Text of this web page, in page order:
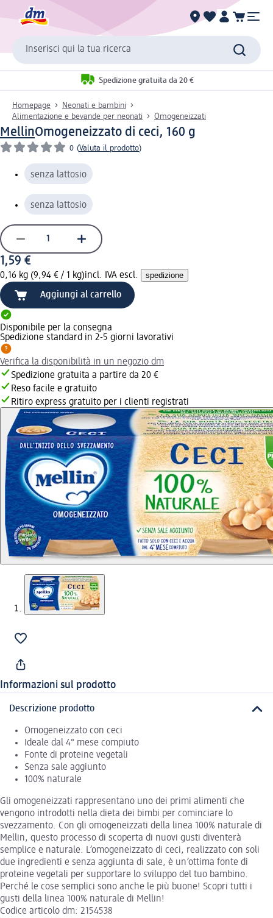
Inserisci qui la tua ricerca
Spedizione gratuita da 20 €
Homepage
Neonati e bambini
Alimentazione e bevande per neonati
Omogeneizzati
MellinOmogeneizzato di ceci, 160 g
0 (Valuta il prodotto)
senza lattosio
senza lattosio
1,59 €
0,16 kg (9,94 € / 1 kg)incl. IVA escl. spedizione
Aggiungi al carrello
Disponibile per la consegna
Spedizione standard in 2-5 giorni lavorativi
Verifica la disponibilità in un negozio dm
Spedizione gratuita a partire da 20 €
Reso facile e gratuito
Ritiro express gratuito per i clienti registrati
Informazioni sul prodotto
Descrizione prodotto
Omogeneizzato con ceci
Ideale dal 4° mese compiuto
Fonte di proteine vegetali
Senza sale aggiunto
100% naturale
Gli omogeneizzati rappresentano uno dei primi alimenti che
vengono introdotti nella dieta dei bimbi per cominciare lo
svezzamento. Con gli omogeneizzati della linea 100% naturale di
Mellin, questo processo di scoperta di nuovi gusti diventerà
semplice e naturale. L’omogeneizzato di ceci, realizzato con soli
due ingredienti e senza aggiunta di sale, è un’ottima fonte di
proteine vegetali per supportare lo sviluppo del tuo bambino.
Perché le cose semplici sono anche le più buone! Scopri tutti i
gusti della linea 100% naturale di Mellin!
Codice articolo dm: 2154538